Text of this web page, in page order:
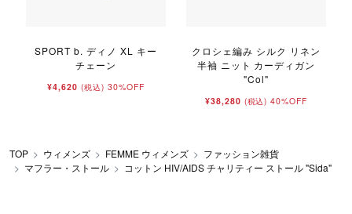
SPORT b. ディノ XL キー
チェーン
¥4,620 (税込) 30%OFF
クロシェ編み シルク リネン
半袖 ニット カーディガン
"Col"
¥38,280 (税込) 40%OFF
TOP ウィメンズ FEMME ウィメンズ
ファッション雑貨
マフラー・ストール
コットン HIV/AIDS チャリティー ストール "Sida"